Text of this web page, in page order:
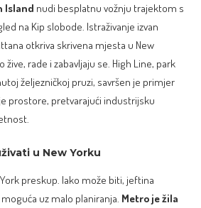
Island nudi besplatnu vožnju trajektom s
na Kip slobode. Istraživanje izvan
otkriva skrivena mjesta u New
žive, rade i zabavljaju se. High Line, park
željezničkoj pruzi, savršen je primjer
prostore, pretvarajući industrijsku
u New Yorku
preskup. Iako može biti, jeftina
uz malo planiranja. Metro je žila